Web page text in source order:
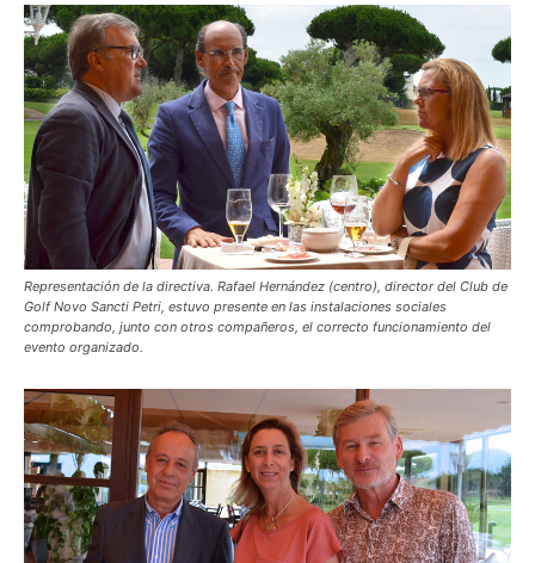
Representación de la directiva. Rafael Hernández (centro), director del Club de
Golf Novo Sancti Petri, estuvo presente en las instalaciones sociales
comprobando, junto con otros compañeros, el correcto funcionamiento del
evento organizado.